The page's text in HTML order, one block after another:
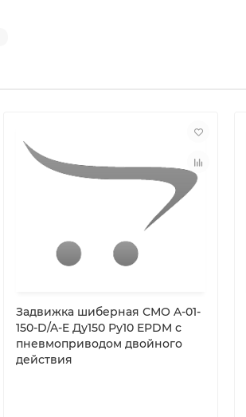
Задвижка шиберная СМО A-01-
150-D/A-E Ду150 Ру10 EPDM с
пневмоприводом двойного
действия